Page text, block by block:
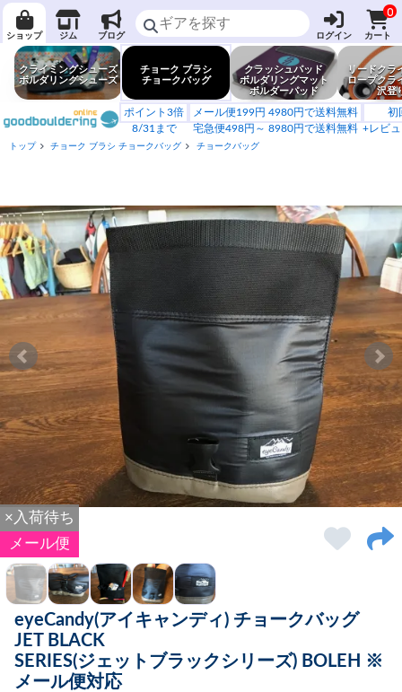
ショップ ジム ブログ ログイン
0
カート
クライミングシューズ
ボルダリングシューズ
チョーク ブラシ
チョークバッグ
クラッシュパッド
ボルダリングマット
ボルダーパッド
リードクラ
ロープクラ
沢登
ポイント3倍
8/31まで
メール便199円 4980円で送料無料
宅急便498円～ 8980円で送料無料
初
+レビ
トップ チョーク ブラシ チョークバッグ チョークバッグ
×入荷待ち
メール便
eyeCandy(アイキャンディ) チョークバッグ
JET BLACK
SERIES(ジェットブラックシリーズ) BOLEH ※
メール便対応